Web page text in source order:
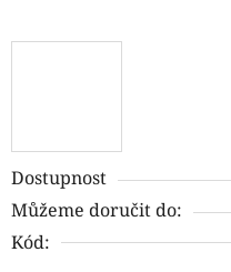
Dostupnost
Můžeme doručit do:
Kód: